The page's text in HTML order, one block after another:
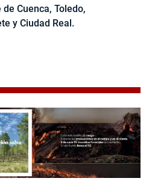
Cuenca, Toledo,
y Ciudad Real.